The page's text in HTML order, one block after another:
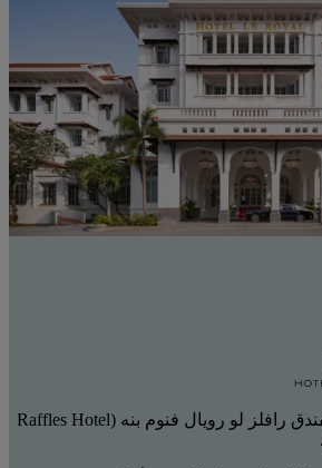
نشكرك على اهتمامك بفندق رافلز لو رويال فنوم بنه (Raffles Hotel